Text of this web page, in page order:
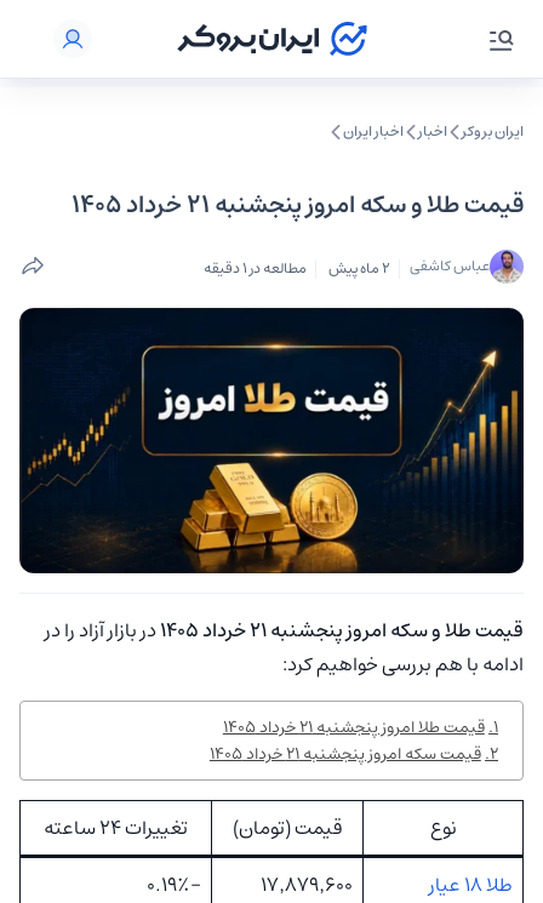
ایران بروکر اخبار اخبار ایران
قیمت طلا و سکه امروز پنجشنبه ۲۱ خرداد ۱۴۰۵
عباس کاشفی 2 ماه پیش مطالعه در 1 دقیقه
قیمت طلا و سکه امروز پنجشنبه ۲۱ خرداد ۱۴۰۵
در بازار آزاد را در
ادامه با هم بررسی خواهیم کرد:
قیمت طلا امروز پنجشنبه ۲۱ خرداد ۱۴۰۵
قیمت سکه امروز پنجشنبه ۲۱ خرداد ۱۴۰۵
نوع قیمت (تومان)
تغییرات ۲۴ ساعته
طلا ۱۸ عیار
۱۷٬۸۷۹٬۶۰۰
-۰.۱۹٪